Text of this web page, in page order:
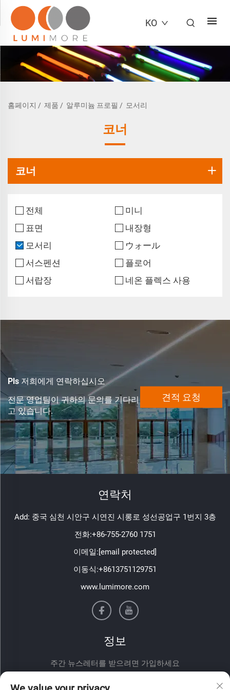
KO
홈페이지 / 제품 / 알루미늄 프로필 / 모서리
코너
코너
전체
미니
표면
내장형
모서리
ウォール
서스펜션
플로어
서랍장
네온 플렉스 사용
Pls 저희에게 연락하십시오
전문 영업팀이 귀하의 문의를 기다리
고 있습니다.
견적 요청
연락처
Add: 중국 심천 시안구 시연진 시롱로 성선공업구 1번지 3층
전화:+86-755-2760 1751
이메일:[email protected]
이동식:+8613751129751
www.lumimore.com
정보
주간 뉴스레터를 받으려면 가입하세요